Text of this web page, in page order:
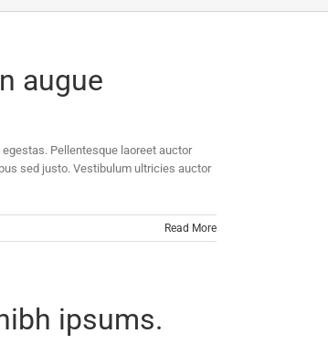
augue
Pellentesque laoreet auctor
sed justo. Vestibulum ultricies auctor
Read More
ipsums.